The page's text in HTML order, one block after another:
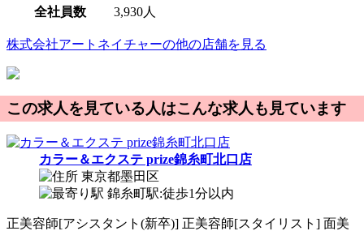
全社員数
3,930人
株式会社アートネイチャーの他の店舗を見る
この求人を見ている人はこんな求人も見ています
カラー＆エクステ prize錦糸町北口店
東京都墨田区
錦糸町駅:徒歩1分以内
正美容師[アシスタント(新卒)] 正美容師[スタイリスト] 面美